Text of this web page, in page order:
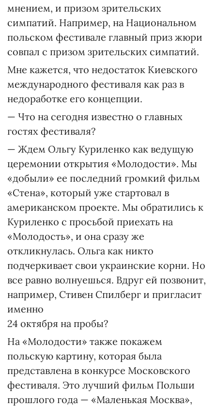
мнением, и призом зрительских
симпатий. Например, на Национальном
польском фестивале главный приз жюри
совпал с призом зрительских симпатий.
Мне кажется, что недостаток Киевского
международного фестиваля как раз в
недоработке его концепции.
— Что на сегодня известно о главных
гостях фестиваля?
— Ждем Ольгу Куриленко как ведущую
церемонии открытия «Молодости». Мы
«добыли» ее последний громкий фильм
«Стена», который уже стартовал в
американском проекте. Мы обратились к
Куриленко с просьбой приехать на
«Молодость», и она сразу же
откликнулась. Ольга как никто
подчеркивает свои украинские корни. Но
все равно волнуешься. Вдруг ей позвонит,
например, Стивен Спилберг и пригласит
именно
24 октября на пробы?
На «Молодости» также покажем
польскую картину, которая была
представлена в конкурсе Московского
фестиваля. Это лучший фильм Польши
прошлого года — «Маленькая Москва»,